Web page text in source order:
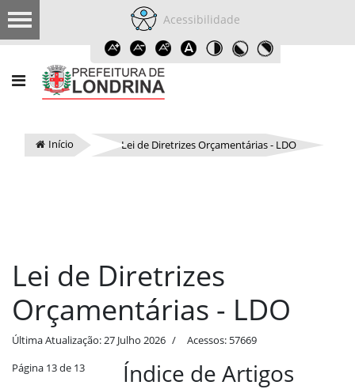
Acessibilidade
Início Lei de Diretrizes Orçamentárias - LDO
Lei de Diretrizes
Orçamentárias - LDO
Última Atualização: 27 Julho 2026 Acessos: 57669
Índice de Artigos
Página 13 de 13